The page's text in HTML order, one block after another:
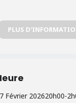
Fermeture tardive :
Entrée : Gratuit
Rendez-vous à Lille
PLUS
Février 202620h00-